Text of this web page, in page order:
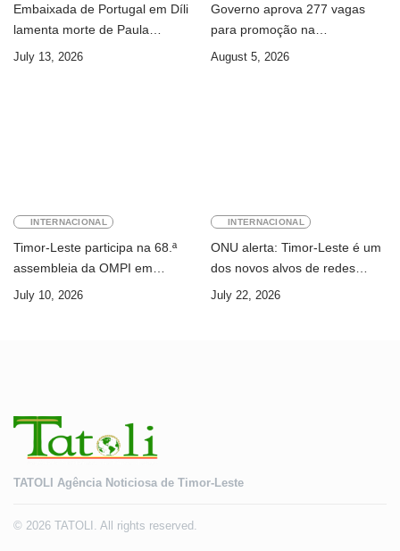
Embaixada de Portugal em Díli
lamenta morte de Paula
Ferreira Pinto
July 13, 2026
Governo aprova 277 vagas
para promoção na
Administração Pública
August 5, 2026
INTERNACIONAL
Timor-Leste participa na 68.ª
assembleia da OMPI em
Genebra
July 10, 2026
INTERNACIONAL
ONU alerta: Timor-Leste é um
dos novos alvos de redes
internacionais de cibercrime
July 22, 2026
TATOLI Agência Noticiosa de Timor-Leste
© 2026 TATOLI. All rights reserved.